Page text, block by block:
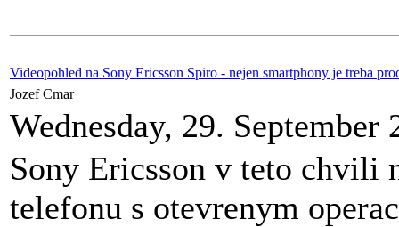
Videopohled na Sony Ericsson Spiro - nejen smartphony je treba
Jozef Cmar
Wednesday, 29. September
Sony Ericsson v teto chvili
telefonu s otevrenym